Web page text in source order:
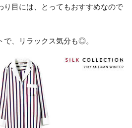
り目には、とってもおすすめなので
で、リラックス気分も◎。